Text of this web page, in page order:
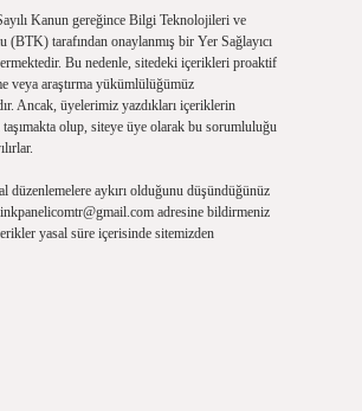
Kanun gereğince Bilgi Teknolojileri ve
tarafından onaylanmış bir Yer Sağlayıcı
Bu nedenle, sitedeki içerikleri proaktif
veya araştırma yükümlülüğümüz
Ancak, üyelerimiz yazdıkları içeriklerin
olup, siteye üye olarak bu sorumluluğu
düzenlemelere aykırı olduğunu düşündüğünüz
adresine bildirmeniz
yasal süre içerisinde sitemizden